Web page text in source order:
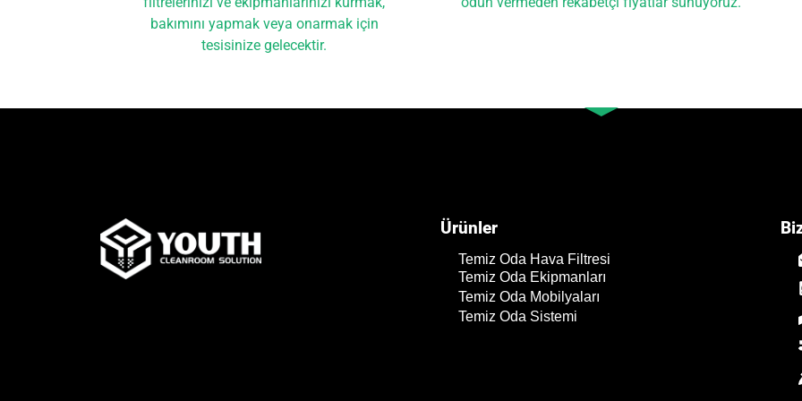
bakımını yapmak veya onarmak için
tesisinize gelecektir.
Ürünler
Temiz Oda Hava Filtresi
Temiz Oda Ekipmanları
Temiz Oda Mobilyaları
Temiz Oda Sistemi